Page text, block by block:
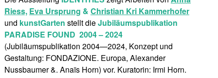
Riess, Eva Ursprung & Christian Kri Kammerhofer
und kunstGarten stellt dieJubiläumspublikation
PARADISE FOUND 2004 – 2024
(Jubiläumspublikation 2004—2024, Konzept und
Gestaltung: FONDAZIONE. Europa, Alexander
Nussbaumer &. Anaïs Horn) vor. Kuratorin: Irmi Horn.